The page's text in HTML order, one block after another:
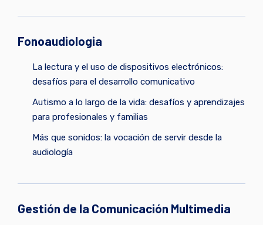
Fonoaudiologia
La lectura y el uso de dispositivos electrónicos:
desafíos para el desarrollo comunicativo
Autismo a lo largo de la vida: desafíos y aprendizajes
para profesionales y familias
Más que sonidos: la vocación de servir desde la
audiología
Gestión de la Comunicación Multimedia